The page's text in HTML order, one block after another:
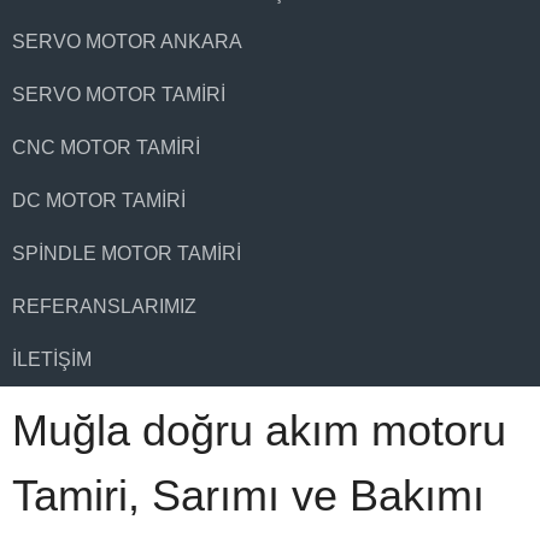
SERVO MOTOR ANKARA
SERVO MOTOR TAMIRI
CNC MOTOR TAMIRI
DC MOTOR TAMIRI
SPINDLE MOTOR TAMIRI
REFERANSLARIMIZ
İLETIŞIM
Muğla doğru akım motoru
Tamiri, Sarımı ve Bakımı